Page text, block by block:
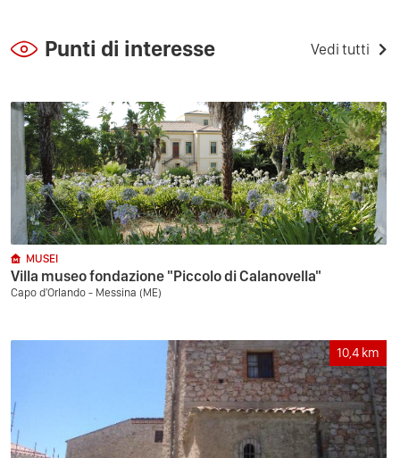
Punti di interesse Vedi tutti
MUSEI
Villa museo fondazione "Piccolo di Calanovella"
Capo d'Orlando - Messina (ME)
10,4 km